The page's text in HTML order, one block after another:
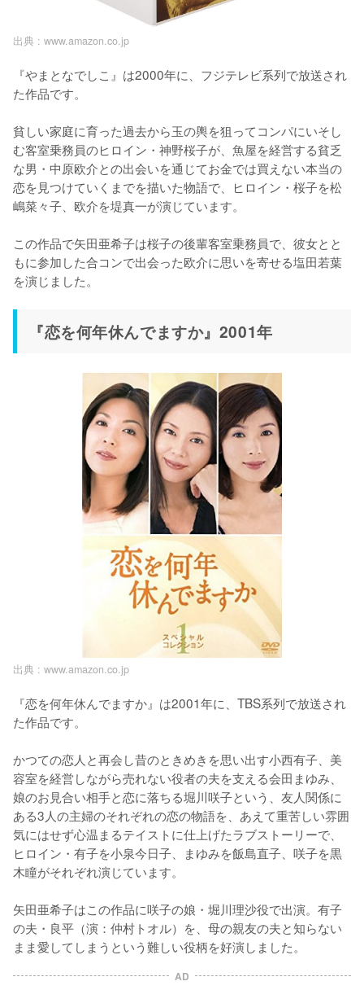
出典 : www.amazon.co.jp
『やまとなでしこ』は2000年に、フジテレビ系列で放送され
た作品です。
貧しい家庭に育った過去から玉の輿を狙ってコンパにいそし
む客室乗務員のヒロイン・神野桜子が、魚屋を経営する貧乏
な男・中原欧介との出会いを通じてお金では買えない本当の
恋を見つけていくまでを描いた物語で、ヒロイン・桜子を松
嶋菜々子、欧介を堤真一が演じています。
この作品で矢田亜希子は桜子の後輩客室乗務員で、彼女とと
もに参加した合コンで出会った欧介に思いを寄せる塩田若葉
を演じました。
『恋を何年休んでますか』2001年
出典 : www.amazon.co.jp
『恋を何年休んでますか』は2001年に、TBS系列で放送され
た作品です。
かつての恋人と再会し昔のときめきを思い出す小西有子、美
容室を経営しながら売れない役者の夫を支える会田まゆみ、
娘のお見合い相手と恋に落ちる堀川咲子という、友人関係に
ある3人の主婦のそれぞれの恋の物語を、あえて重苦しい雰囲
気にはせず心温まるテイストに仕上げたラブストーリーで、
ヒロイン・有子を小泉今日子、まゆみを飯島直子、咲子を黒
木瞳がそれぞれ演じています。
矢田亜希子はこの作品に咲子の娘・堀川理沙役で出演。有子
の夫・良平（演：仲村トオル）を、母の親友の夫と知らない
まま愛してしまうという難しい役柄を好演しました。
AD